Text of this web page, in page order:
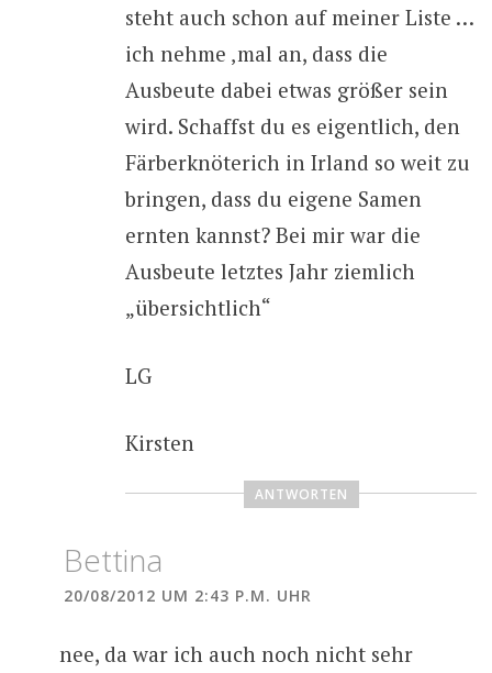
steht auch schon auf meiner Liste …
ich nehme ‚mal an, dass die
Ausbeute dabei etwas größer sein
wird. Schaffst du es eigentlich, den
Färberknöterich in Irland so weit zu
bringen, dass du eigene Samen
ernten kannst? Bei mir war die
Ausbeute letztes Jahr ziemlich
„übersichtlich“
LG
Kirsten
ANTWORTEN
Bettina
20/08/2012 UM 2:43 P.M. UHR
nee, da war ich auch noch nicht sehr